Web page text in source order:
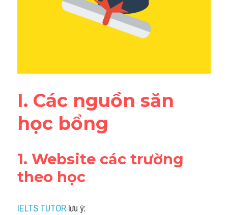
IELTS Advice
Speaking
Writing
Reading
I. Các nguồn săn
học bổng
1. Website các trường
theo học
IELTS TUTOR lưu ý: